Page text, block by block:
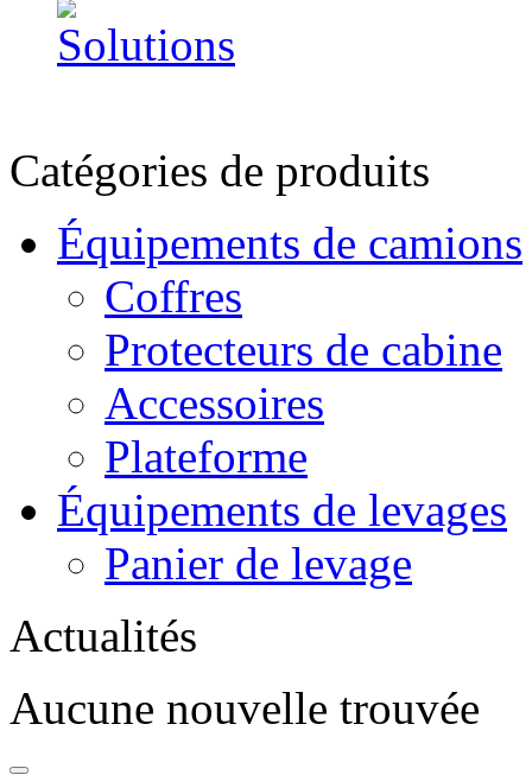
Catégories de produits
Équipements de camions
Coffres
Protecteurs de cabine
Accessoires
Plateforme
Équipements de levages
Panier de levage
Actualités
Aucune nouvelle trouvée